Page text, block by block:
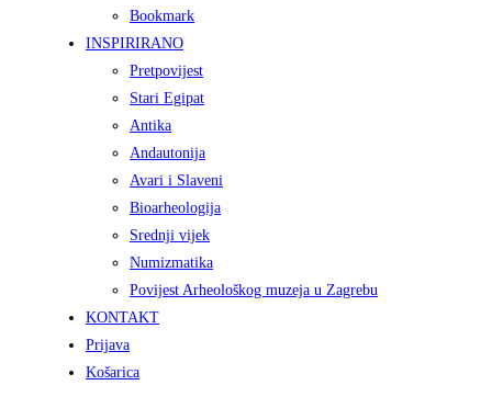
Bookmark
INSPIRIRANO
Pretpovijest
Stari Egipat
Antika
Andautonija
Avari i Slaveni
Bioarheologija
Srednji vijek
Numizmatika
Povijest Arheološkog muzeja u Zagrebu
KONTAKT
Prijava
Košarica